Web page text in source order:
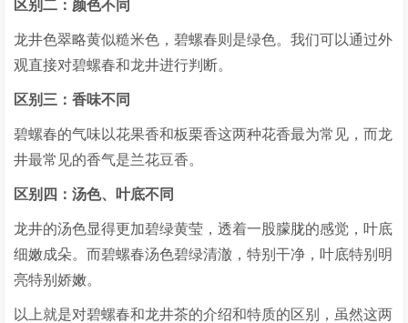
区别二：颜色不同
龙井色翠略黄似糙米色，碧螺春则是绿色。我们可以通过外
观直接对碧螺春和龙井进行判断。
区别三：香味不同
碧螺春的气味以花果香和板栗香这两种花香最为常见，而龙
井最常见的香气是兰花豆香。
区别四：汤色、叶底不同
龙井的汤色显得更加碧绿黄莹，透着一股朦胧的感觉，叶底
细嫩成朵。而碧螺春汤色碧绿清澈，特别干净，叶底特别明
亮特别娇嫩。
以上就是对碧螺春和龙井茶的介绍和特质的区别，虽然这两